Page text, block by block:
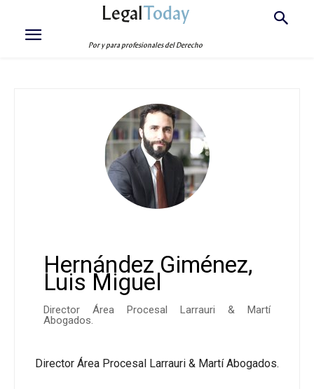
LegalToday
Por y para profesionales del Derecho
Hernández Giménez,
Luis Miguel
Director Área Procesal Larrauri & Martí
Abogados.
Director Área Procesal Larrauri & Martí Abogados.